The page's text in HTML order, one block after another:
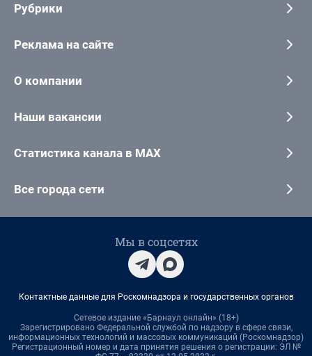
Рубрики
Реклама на сайте
О компании
Наши вакансии
Статистика канала в MAX
Все города сети
Мы в соцсетях
Контактные данные для Роскомнадзора и государственных органов
Сетевое издание «Барнаул онлайн» (18+)
Зарегистрировано Федеральной службой по надзору в сфере связи,
информационных технологий и массовых коммуникаций (Роскомнадзор)
Регистрационный номер и дата принятия решения о регистрации: ЭЛ №